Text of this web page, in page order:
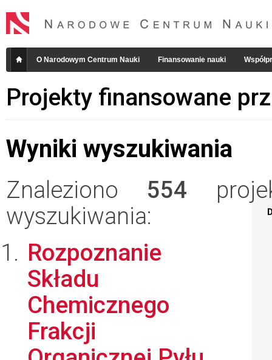
O Narodowym Centrum Nauki Finansowanie nauki
Projekty finansowane
Wyniki wyszukiwania
Znaleziono 554
wyszukiwania:
Rozpoznanie
Składu
Chemicznego
Frakcji